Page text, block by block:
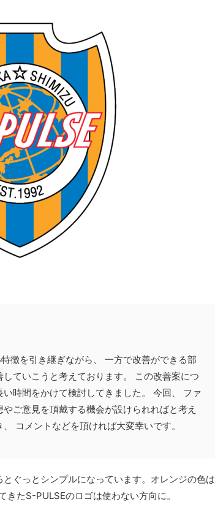
徴を引き継ぎながら、 一方で改善ができる部
ていこうと考えております。 この改善案につ
時間をかけて検討してきました。 今回、 ファ
ご意見を頂戴する機会が設けられればと考え
コメントなどを頂ければ大変幸いです。
ぐっとシンプルになっています。オレンジの色は
たS-PULSEのロゴは使わない方向に。